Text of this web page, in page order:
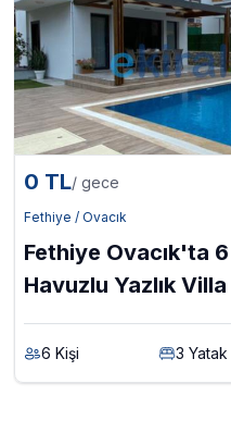
0 TL/ gece
Fethiye / Ovacık
Fethiye Ovacık'ta
Havuzlu Yazlık
6 Kişi 3 Yatak